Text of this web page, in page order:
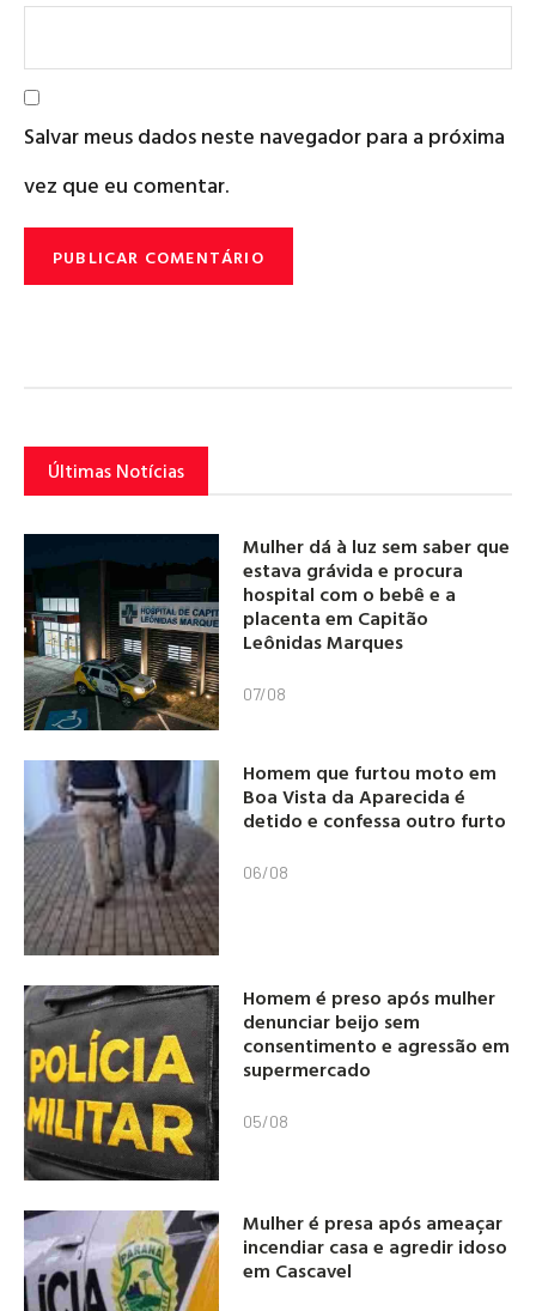
Salvar meus dados neste navegador para a próxima
vez que eu comentar.
Últimas Notícias
Mulher dá à luz sem saber que
estava grávida e procura
hospital com o bebê e a
placenta em Capitão
Leônidas Marques
07/08
Homem que furtou moto em
Boa Vista da Aparecida é
detido e confessa outro furto
06/08
Homem é preso após mulher
denunciar beijo sem
consentimento e agressão em
supermercado
05/08
Mulher é presa após ameaçar
incendiar casa e agredir idoso
em Cascavel